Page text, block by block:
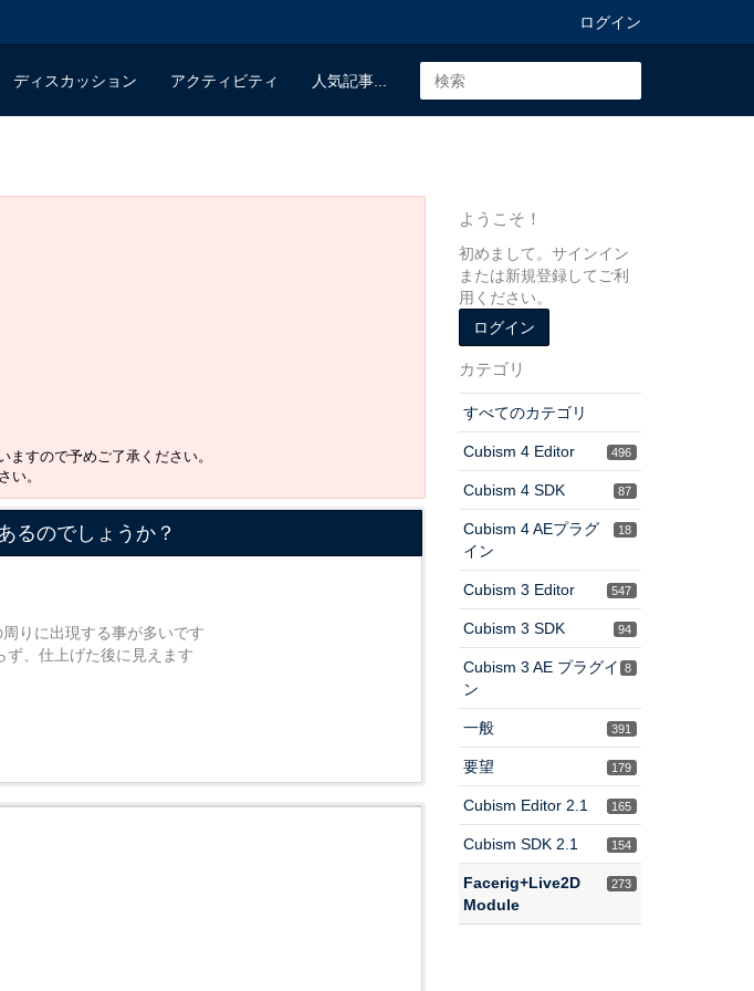
ログイン
ディスカッション アクティビティ 人気記事...
すので予めご了承ください。
い。
るのでしょうか？
りに出現する事が多いです
、仕上げた後に見えます
ようこそ！
初めまして。サインイン
または新規登録してご利
用ください。
ログイン
カテゴリ
すべてのカテゴリ
496
Cubism 4 Editor
87
Cubism 4 SDK
18
Cubism 4 AEプラグ
イン
547
Cubism 3 Editor
94
Cubism 3 SDK
8
Cubism 3 AE プラグイ
ン
391
一般
179
要望
165
Cubism Editor 2.1
154
Cubism SDK 2.1
273
Facerig+Live2D
Module